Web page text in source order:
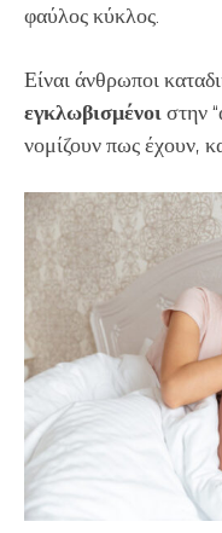
φαύλος κύκλος.
Είναι άνθρωποι
εγκλωβισμένοιστην
νομίζουν πως έχουν,